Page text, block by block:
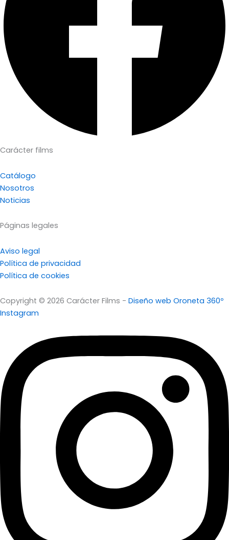
Carácter films
Catálogo
Nosotros
Noticias
Páginas legales
Aviso legal
Política de privacidad
Política de cookies
Copyright © 2026 Carácter Films - Diseño web Oroneta 360º
Instagram